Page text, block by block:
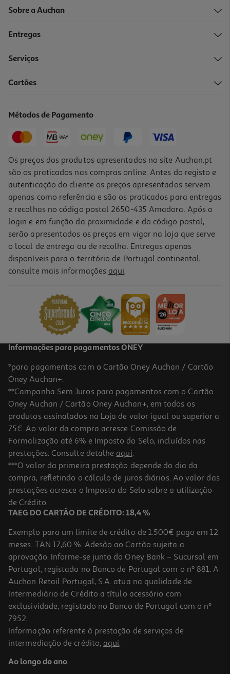
Sobre a Auchan
Entregas
Serviços
Cartões
Métodos de Pagamento
Os preços dos produtos apresentados no site Auchan.pt
são os praticados nas compras online. Antes do registo e
autenticação do cliente os preços apresentados servem
apenas como referência e são os praticados para entregas
e recolhas no código postal 2650-435 Amadora. Após o
login e em função da proximidade e do código postal,
serão apresentados os preços em vigor na loja que serve
o local de entrega ou de recolha. Entregas apenas
disponíveis para o território de Portugal continental,
consulte mais informações aqui.
Informações para pagamentos ONEY
*para pagamentos com o Cartão Oney Auchan / Cartão
Oney Auchan+.
**Campanha Sem Juros para pagamentos com o Cartão
Oney Auchan / Cartão Oney Auchan+, em todos os
produtos assinalados na Loja de valor igual ou superior a
75€. Ao valor da compra acresce Comissão de
Formalização até 6% e Imposto do Selo, incluídos nas
prestações. Consulte detalhe aqui.
***O valor da primeira prestação depende do dia da
compra, refletindo o cálculo de juros diários. Ao valor das
prestações acresce o Imposto do Selo sobre a utilização
de Crédito.
TAEG DO CARTÃO DE CRÉDITO: 18,4 %
Exemplo para um limite de crédito de 1.500€ pago em 12
meses. TAN 17,60 %. Adesão ao Cartão sujeita a
aprovação. Informe-se junto do Oney Bank – Sucursal em
Portugal, registado no Banco de Portugal com o nº 881. A
Auchan Retail Portugal, S.A. atua na qualidade de
Intermediário de Crédito a título acessório com
exclusividade, registado no Banco de Portugal com o nº
7952.
Informação referente à prestação de serviços de
intermediação de crédito, aqui.
Ao longo do ano